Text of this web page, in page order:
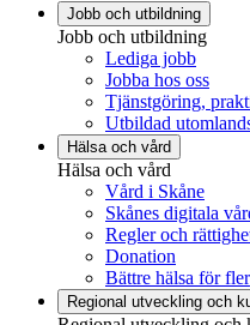
Jobb och utbildning
Jobb och utbildning
Lediga jobb
Jobba hos oss
Tjänstgöring,
Utbildad
Hälsa och vård
Hälsa och vård
Vård i Skåne
Skånes digitala
Regler och
Donation
Bättre hälsa för fler
Regional utveckling och